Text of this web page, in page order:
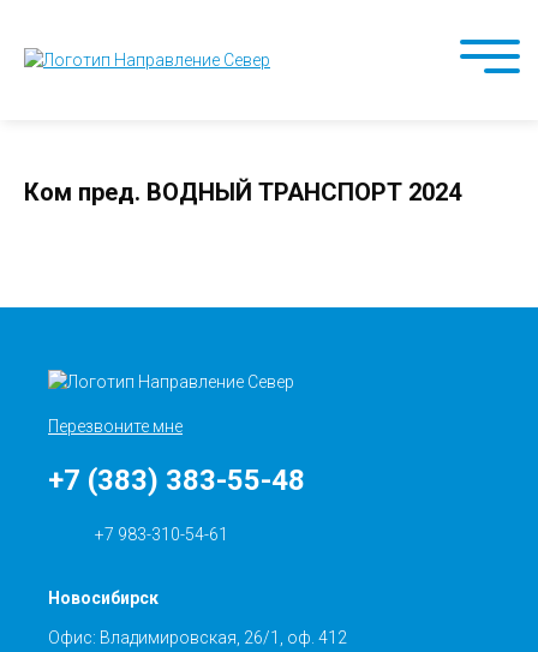
Ком пред. ВОДНЫЙ ТРАНСПОРТ 2024
Перезвоните мне
+7 (383) 383-55-48
+7 983-310-54-61
Новосибирск
Офис: Владимировская, 26/1, оф. 412